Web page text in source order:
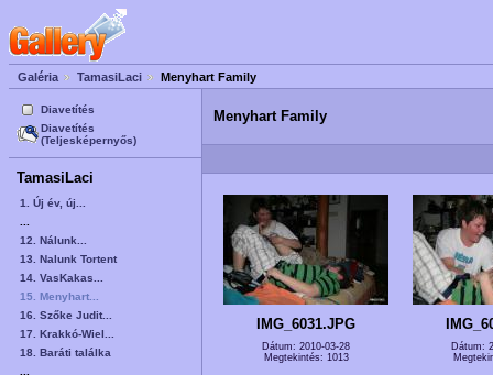
Galéria TamasiLaci Menyhart Family
Diavetítés
Diavetítés
(Teljesképernyős)
TamasiLaci
1. Új év, új...
12. Nálunk...
13. Nalunk Tortent
14. VasKakas...
15. Menyhart...
16. Szőke Judit...
17. Krakkó-Wiel...
18. Baráti találka
Menyhart Family
IMG_6031.JPG
Dátum: 2010-03-28
Megtekintés: 1013
Dátum: